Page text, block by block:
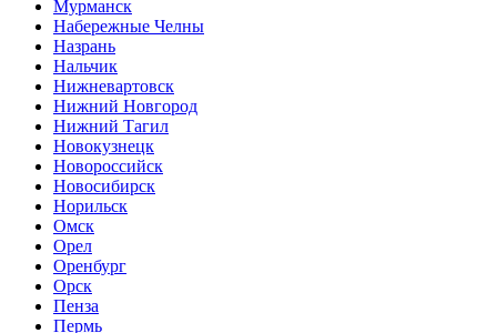
Мурманск
Набережные Челны
Назрань
Нальчик
Нижневартовск
Нижний Новгород
Нижний Тагил
Новокузнецк
Новороссийск
Новосибирск
Норильск
Омск
Орел
Оренбург
Орск
Пенза
Пермь